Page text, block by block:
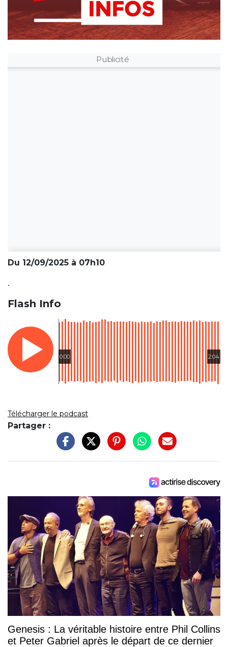
Publicité
Du 12/09/2025 à 07h10
.
Flash Info
0:00 2:04
Télécharger le podcast
Partager :
Genesis : La véritable histoire entre Phil Collins
et Peter Gabriel après le départ de ce dernier